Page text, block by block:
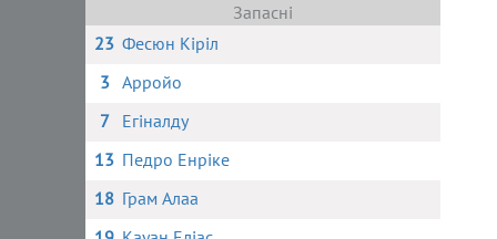
Запасні
23 Фесюн Кіріл
3 Арройо
7
Егіналду
13 Педро Енріке
18 Грам Алаа